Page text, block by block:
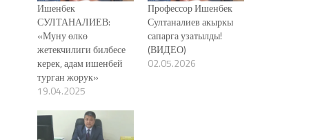
Ишенбек
СУЛТАНАЛИЕВ:
«Муну өлкө
жетекчилиги билбесе
керек, адам ишенбей
турган жорук»
19.04.2025
Профессор Ишенбек
Султаналиев акыркы
сапарга узатылды!
(ВИДЕО)
02.05.2026